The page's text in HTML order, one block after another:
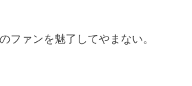
ファンを魅了してやまない。